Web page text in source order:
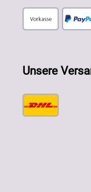
Unsere